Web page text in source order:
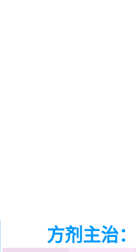
方剂主治：